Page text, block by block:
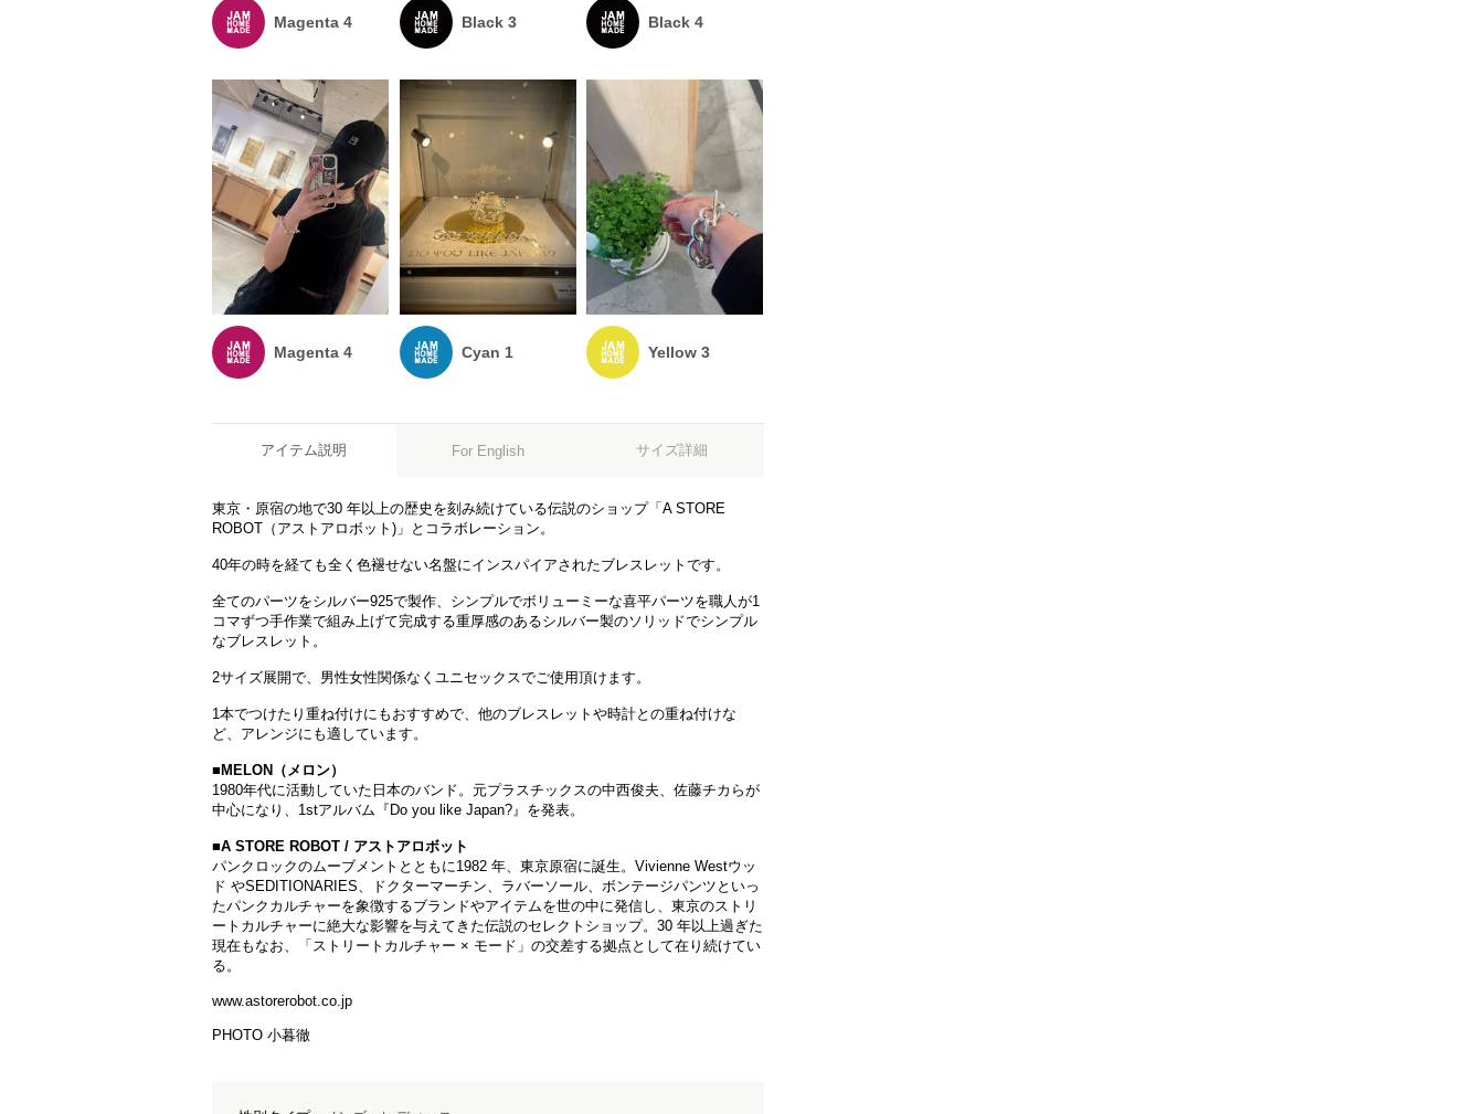
Magenta 4 Black 3 Black 4
Magenta 4 Cyan 1 Yellow 3
アイテム説明 For English サイズ詳細
東京・原宿の地で30 年以上の歴史を刻み続けている伝説のショップ「A STORE
ROBOT（アストアロボット)」とコラボレーション。
40年の時を経ても全く色褪せない名盤にインスパイアされたブレスレットです。
全てのパーツをシルバー925で製作、シンプルでボリューミーな喜平パーツを職人が1
コマずつ手作業で組み上げて完成する重厚感のあるシルバー製のソリッドでシンプル
なブレスレット。
2サイズ展開で、男性女性関係なくユニセックスでご使用頂けます。
1本でつけたり重ね付けにもおすすめで、他のブレスレットや時計との重ね付けな
ど、アレンジにも適しています。
■MELON（メロン）
1980年代に活動していた日本のバンド。元プラスチックスの中西俊夫、佐藤チカらが
中心になり、1stアルバム『Do you like Japan?』を発表。
■A STORE ROBOT / アストアロボット
パンクロックのムーブメントとともに1982 年、東京原宿に誕生。Vivienne Westウッ
ド やSEDITIONARIES、ドクターマーチン、ラバーソール、ボンテージパンツといっ
たパンクカルチャーを象徴するブランドやアイテムを世の中に発信し、東京のストリ
ートカルチャーに絶大な影響を与えてきた伝説のセレクトショップ。30 年以上過ぎた
現在もなお、「ストリートカルチャー × モード」の交差する拠点として在り続けてい
る。
www.astorerobot.co.jp
PHOTO 小暮徹